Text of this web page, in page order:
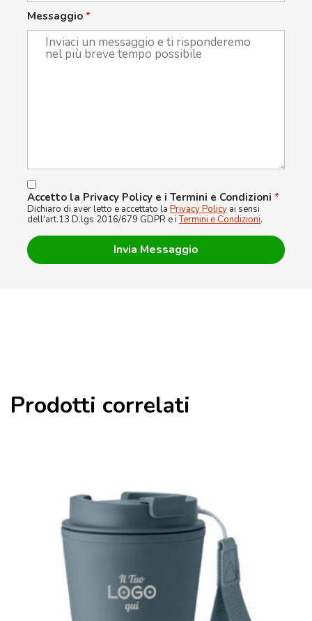
Messaggio *
Accetto la Privacy Policy e i Termini e Condizioni *
Dichiaro di aver letto e accettato la Privacy Policy ai sensi
dell'art.13 D.lgs 2016/679 GDPR e iTermini e Condizioni.
Prodotti correlati